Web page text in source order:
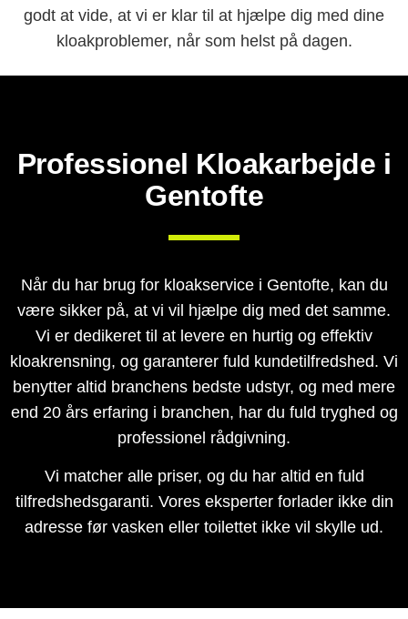
godt at vide, at vi er klar til at hjælpe dig med dine
kloakproblemer, når som helst på dagen.
Professionel Kloakarbejde i
Gentofte
Når du har brug for kloakservice i Gentofte, kan du
være sikker på, at vi vil hjælpe dig med det samme.
Vi er dedikeret til at levere en hurtig og effektiv
kloakrensning, og garanterer fuld kundetilfredshed. Vi
benytter altid branchens bedste udstyr, og med mere
end 20 års erfaring i branchen, har du fuld tryghed og
professionel rådgivning.
Vi matcher alle priser, og du har altid en fuld
tilfredshedsgaranti. Vores eksperter forlader ikke din
adresse før vasken eller toilettet ikke vil skylle ud.